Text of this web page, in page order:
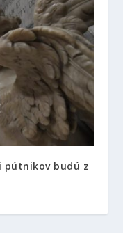
pútnikov budú z